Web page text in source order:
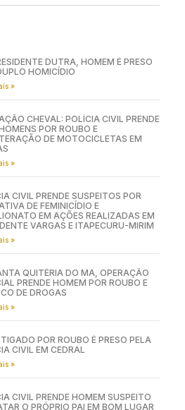
DUTRA, HOMEM É PRESO
HOMICÍDIO
»
CHEVAL: POLÍCIA CIVIL PRENDE
POR ROUBO E
DE MOTOCICLETAS EM
»
CIVIL PRENDE SUSPEITOS POR
DE FEMINICÍDIO E
EM AÇÕES REALIZADAS EM
VARGAS E ITAPECURU-MIRIM
»
QUITÉRIA DO MA, OPERAÇÃO
PRENDE HOMEM POR ROUBO E
DE DROGAS
»
POR ROUBO É PRESO PELA
CIVIL EM CEDRAL
»
CIVIL PRENDE HOMEM SUSPEITO
O PRÓPRIO PAI EM BOM LUGAR